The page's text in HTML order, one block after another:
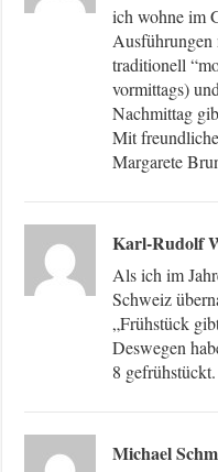
ich wohne im
Ausführungen
traditionell
vormittags)
Nachmittag
Mit
Margarete
Karl-Rudolf
Als ich im
Schweiz
„Frühstück
Deswegen
8 gefrühstückt.
Michael